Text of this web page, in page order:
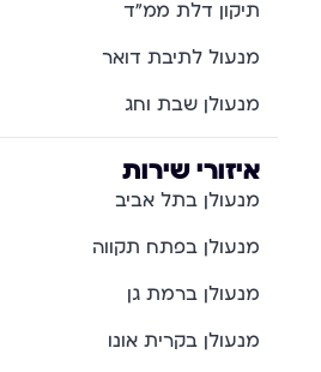
תיקון דלת ממ"ד
מנעול לתיבת דואר
מנעולן שבת וחג
איזורי שירות
מנעולן בתל אביב
מנעולן בפתח תקווה
מנעולן ברמת גן
מנעולן בקרית אונו